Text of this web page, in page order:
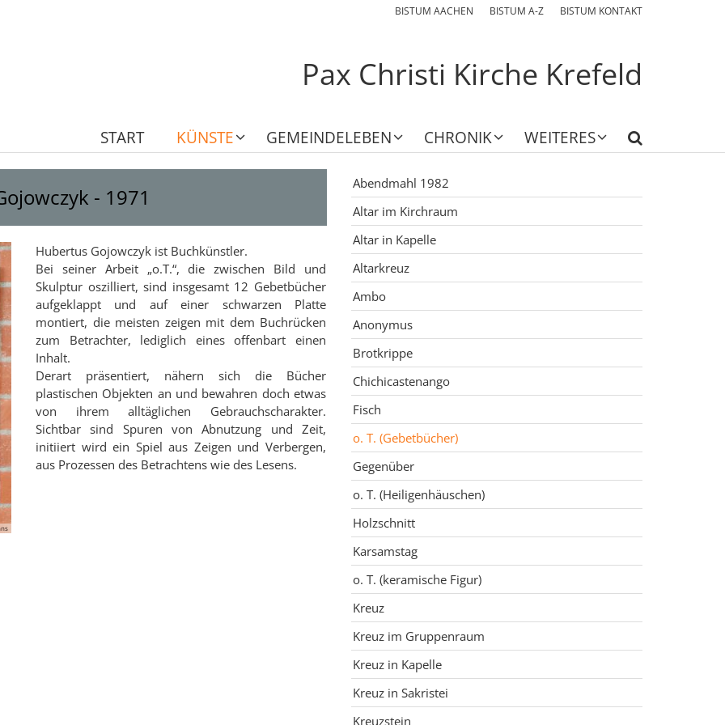
BISTUM AACHEN BISTUM A-Z BISTUM KONTAKT
Pax Christi Kirche Krefeld
START KÜNSTE GEMEINDELEBEN CHRONIK WEITERES
- 1971
Hubertus Gojowczyk ist Buchkünstler.
Bei seiner Arbeit „o.T.“, die zwischen Bild und
Skulptur oszilliert, sind insgesamt 12 Gebetbücher
aufgeklappt und auf einer schwarzen Platte
montiert, die meisten zeigen mit dem Buchrücken
zum Betrachter, lediglich eines offenbart einen
Inhalt.
Derart präsentiert, nähern sich die Bücher
plastischen Objekten an und bewahren doch etwas
von ihrem alltäglichen Gebrauchscharakter.
Sichtbar sind Spuren von Abnutzung und Zeit,
initiiert wird ein Spiel aus Zeigen und Verbergen,
aus Prozessen des Betrachtens wie des Lesens.
Abendmahl 1982
Altar im Kirchraum
Altar in Kapelle
Altarkreuz
Ambo
Anonymus
Brotkrippe
Chichicastenango
Fisch
o. T. (Gebetbücher)
Gegenüber
o. T. (Heiligenhäuschen)
Holzschnitt
Karsamstag
o. T. (keramische Figur)
Kreuz
Kreuz im Gruppenraum
Kreuz in Kapelle
Kreuz in Sakristei
Kreuzstein